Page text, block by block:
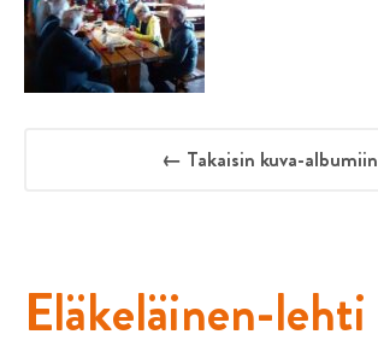
← Takaisin kuva-albumiin
Eläkeläinen-lehti